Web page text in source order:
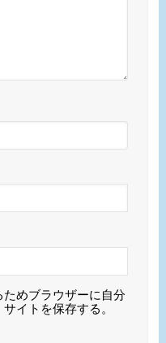
めブラウザーに自分
イトを保存する。